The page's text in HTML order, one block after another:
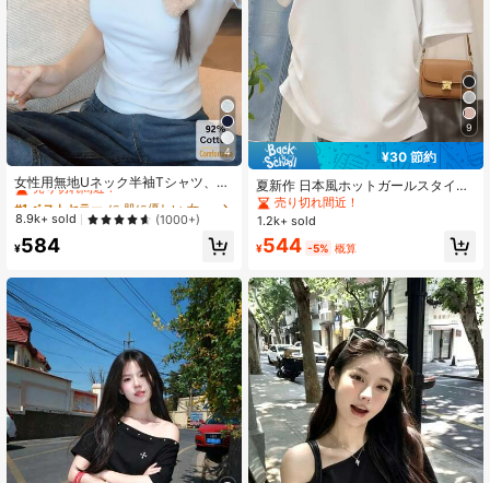
4
女性用無地Uネック半袖Tシャツ、夏
に活躍するホワイトカジュアルスリ
ムフィットアンダーシャツ
#1 ベストセラー
に 肌に優しい 女性用トップス、ブラウス、Tシャツ
売り切れ間近！
#1 ベストセラー
売り切れ間近！
#1 ベストセラー
売り切れ間近！
#1 ベストセラー
に 肌に優しい 女性用トップス、ブラウス、Tシャツ
売り切れ間近！
8.9k+ sold (1000+)
¥584
9
¥30 節約
夏新作 日本風ホットガールスタイル
グレー アシンメトリーショルダーT
シャツ レディース サイドギャザー
ウエストシェイプ アシンメトリーシ
ョルダー カジュアル ホワイト Y2Kエ
売り切れ間近！
1.2k+ sold
¥544 -5% 概算